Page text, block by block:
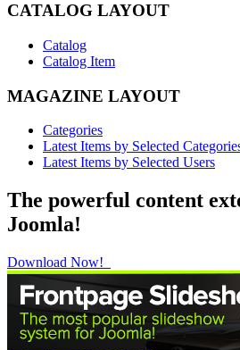
CATALOG LAYOUT
Catalog
Catalog Item
MAGAZINE LAYOUT
Categories
Latest Items by Selected
Latest Items by Selected Users
The powerful content
Joomla!
Download Now!